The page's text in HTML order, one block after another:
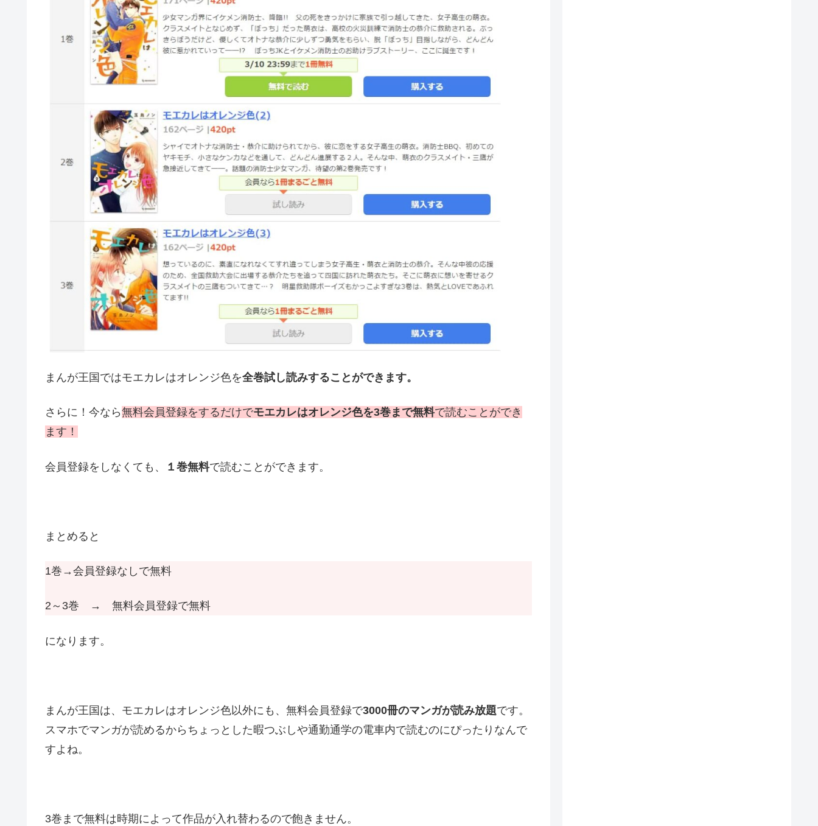
まんが王国ではモエカレはオレンジ色を全巻試し読みすることができます。
さらに！今なら無料会員登録をするだけでモエカレはオレンジ色を3巻まで無料で読むことができ
ます！
会員登録をしなくても、 １巻無料で読むことができます。
まとめると
1巻→会員登録なしで無料
2～3巻 → 無料会員登録で無料
になります。
まんが王国は、モエカレはオレンジ色以外にも、無料会員登録で3000冊のマンガが読み放題です。
スマホでマンガが読めるからちょっとした暇つぶしや通勤通学の電車内で読むのにぴったりなんで
すよね。
3巻まで無料は時期によって作品が入れ替わるので飽きません。